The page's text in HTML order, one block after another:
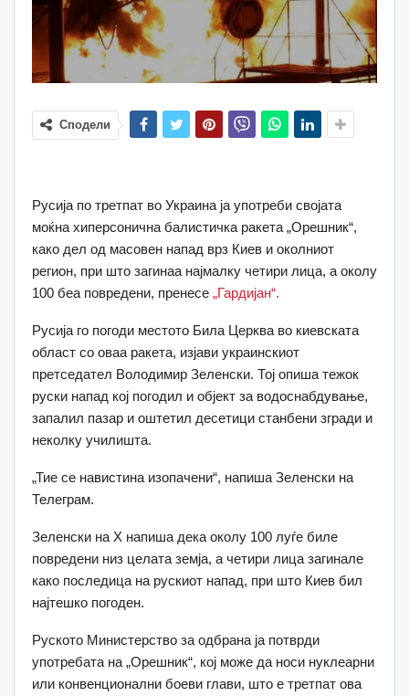
Сподели
Русија по третпат во Украина ја употреби својата
моќна хиперсонична балистичка ракета „Орешник“,
како дел од масовен напад врз Киев и околниот
регион, при што загинаа најмалку четири лица, а околу
100 беа повредени, пренесе „Гардијан“.
Русија го погоди местото Била Церква во киевската
област со оваа ракета, изјави украинскиот
претседател Володимир Зеленски. Тој опиша тежок
руски напад кој погодил и објект за водоснабдување,
запалил пазар и оштетил десетици станбени згради и
неколку училишта.
„Тие се навистина изопачени“, напиша Зеленски на
Телеграм.
Зеленски на X напиша дека околу 100 луѓе биле
повредени низ целата земја, а четири лица загинале
како последица на рускиот напад, при што Киев бил
најтешко погоден.
Руското Министерство за одбрана ја потврди
употребата на „Орешник“, кој може да носи нуклеарни
или конвенционални боеви глави, што е третпат ова